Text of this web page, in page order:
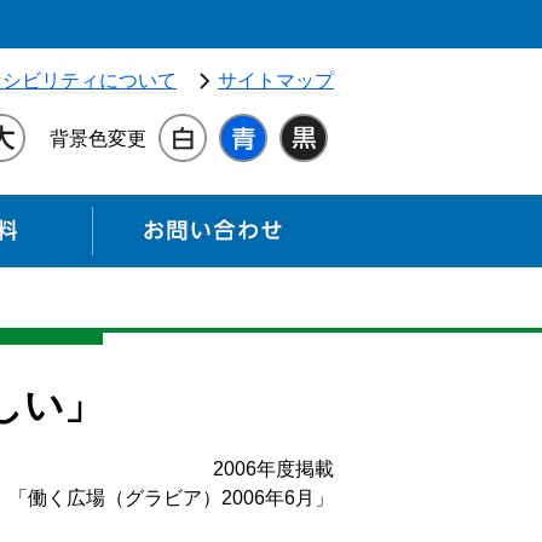
ビリティについて サイトマップ
背景色変更
各種資料
」
2006年度掲載
「働く広場（グラビア）2006年6月」